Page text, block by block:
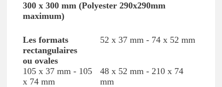
300 x 300 mm (Polyester 290x290mm
maximum)
52 x 37 mm - 74 x 52 mm
105 x 37 mm - 105
x 74 mm
48 x 52 mm - 210 x 74
mm